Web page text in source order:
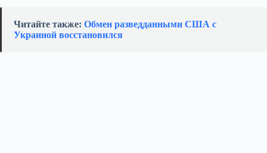
Читайте также: Обмен разведданными США с
Украиной восстановился